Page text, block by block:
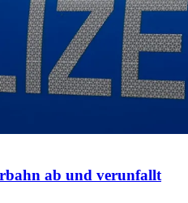
ab und verunfallt